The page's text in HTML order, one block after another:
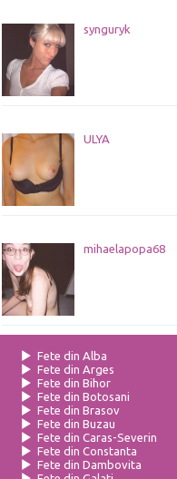
synguryk
ULYA
mihaelapopa68
Fete din Alba
Fete din Arges
Fete din Bihor
Fete din Botosani
Fete din Brasov
Fete din Buzau
Fete din Caras-Severin
Fete din Constanta
Fete din Dambovita